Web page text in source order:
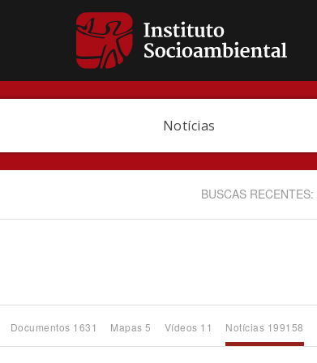
Notícias
BUSCAS RECENTES:
Documentos 1631 Mapas 5 Vídeos 11 Notícias 199158